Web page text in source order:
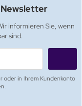
informieren Sie, wenn
sind.
oder in Ihrem Kundenkonto